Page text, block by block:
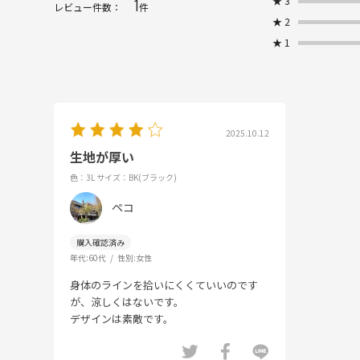
レビュー件数： 1件
★ 2
★ 1
2025.10.12
生地が厚い
色：3L サイズ：BK(ブラック)
ペコ
年代:60代 性別:女性
身体のラインを拾いにくくていいのです
が、涼しくはないです。
デザインは素敵です。